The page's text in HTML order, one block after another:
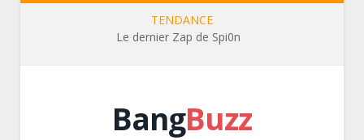
TENDANCE
Le dernier Zap de Spi0n
BangBuzz